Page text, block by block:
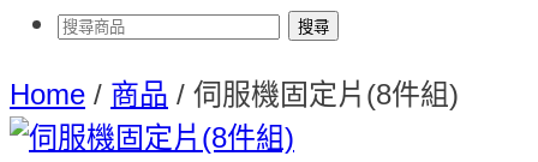
Home / 商品 / 伺服機固定片(8件組)